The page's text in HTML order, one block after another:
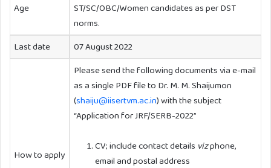
Age
ST/SC/OBC/Women candidates as per DST
norms.
Last date
07 August 2022
How to apply
Please send the following documents via e-mail
as a single PDF file to Dr. M. M. Shaijumon
(shaiju@iisertvm.ac.in) with the subject
“Application for JRF/SERB-2022”
CV; include contact details vizphone,
email and postal address